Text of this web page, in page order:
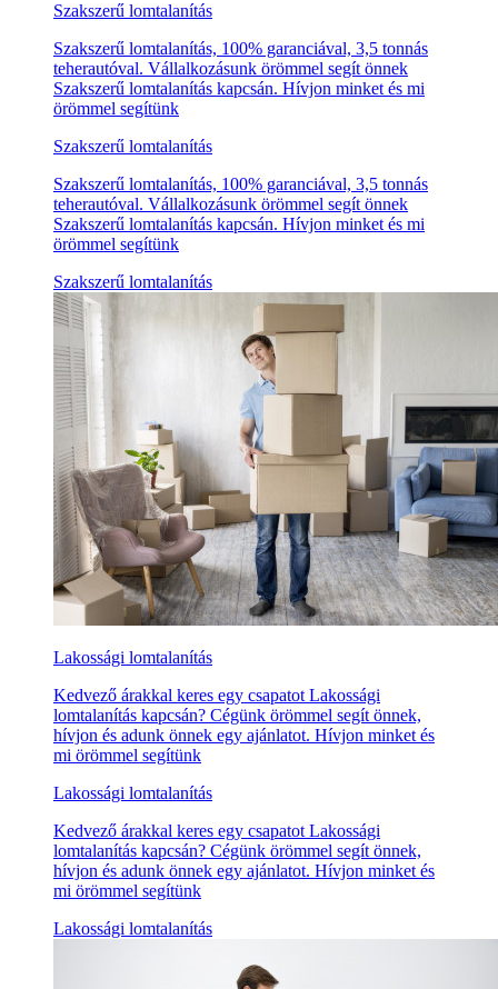
Szakszerű lomtalanítás
Szakszerű lomtalanítás, 100% garanciával, 3,5 tonnás
teherautóval. Vállalkozásunk örömmel segít önnek
Szakszerű lomtalanítás kapcsán. Hívjon minket és mi
örömmel segítünk
Szakszerű lomtalanítás
Szakszerű lomtalanítás, 100% garanciával, 3,5 tonnás
teherautóval. Vállalkozásunk örömmel segít önnek
Szakszerű lomtalanítás kapcsán. Hívjon minket és mi
örömmel segítünk
Szakszerű lomtalanítás
Lakossági lomtalanítás
Kedvező árakkal keres egy csapatot Lakossági
lomtalanítás kapcsán? Cégünk örömmel segít önnek,
hívjon és adunk önnek egy ajánlatot. Hívjon minket és
mi örömmel segítünk
Lakossági lomtalanítás
Kedvező árakkal keres egy csapatot Lakossági
lomtalanítás kapcsán? Cégünk örömmel segít önnek,
hívjon és adunk önnek egy ajánlatot. Hívjon minket és
mi örömmel segítünk
Lakossági lomtalanítás